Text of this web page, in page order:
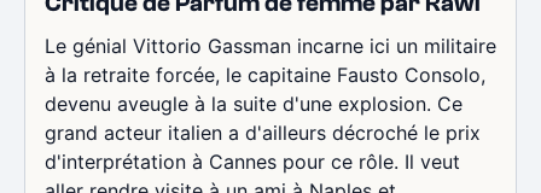
Le génial Vittorio Gassman incarne ici un militaire
à la retraite forcée, le capitaine Fausto Consolo,
devenu aveugle à la suite d'une explosion. Ce
grand acteur italien a d'ailleurs décroché le prix
d'interprétation à Cannes pour ce rôle. Il veut